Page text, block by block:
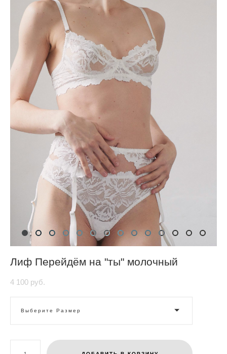
Лиф Перейдём на "ты" молочный
4 100 pуб.
Выберите Размер